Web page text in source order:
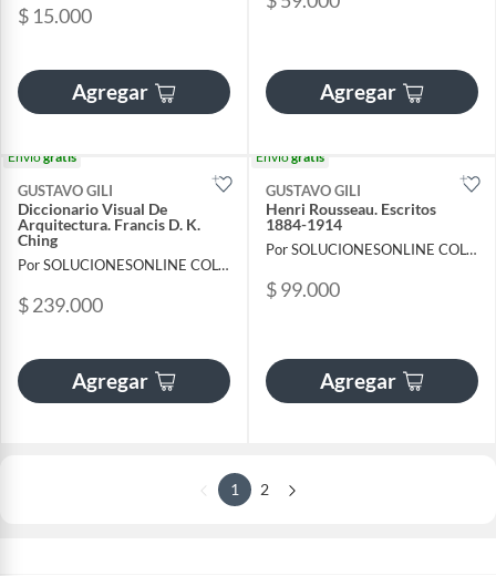
$ 15.000
Agregar Agregar
Envíogratis
GUSTAVO GILI
Diccionario Visual De
Arquitectura. Francis D. K.
Ching
Por SOLUCIONESONLINE COLOMBIA SAS
$ 239.000
Agregar
Envíogratis
GUSTAVO GILI
Henri Rousseau. Escritos
1884-1914
Por SOLUCIONESONLINE COLOMBIA SAS
$ 99.000
Agregar
1 2